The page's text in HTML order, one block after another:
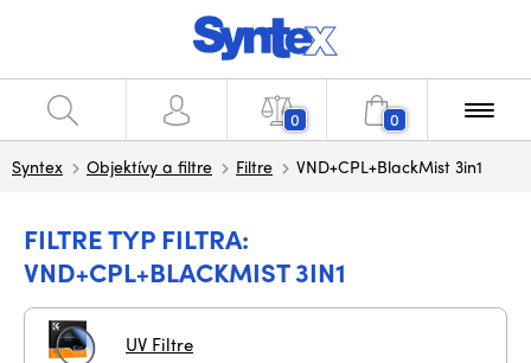
0 0
Syntex Objektívy a filtre Filtre VND+CPL+BlackMist 3in1
FILTRE TYP FILTRA:
VND+CPL+BLACKMIST 3IN1
UV Filtre